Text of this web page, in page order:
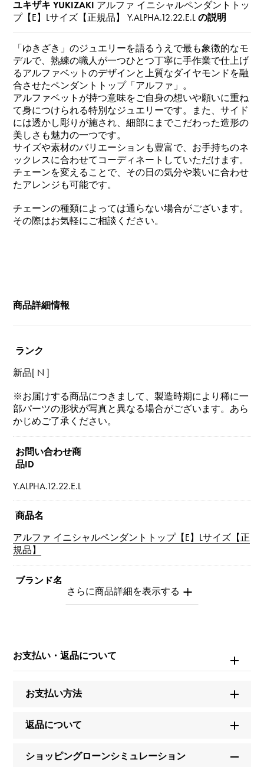
ユキザキ YUKIZAKI アルファ イニシャルペンダントトッ
プ【E】Lサイズ【正規品】
Y.ALPHA.12.22.E.L の説明
「ゆきざき」のジュエリーを語るうえで最も象徴的なモ
デルで、熟練の職人が一つひとつ丁寧に手作業で仕上げ
るアルファベットのデザインと上質なダイヤモンドを融
合させたペンダントトップ「アルファ」。
アルファベットが持つ意味をご自身の想いや願いに重ね
て身につけられる特別なジュエリーです。また、サイド
には透かし彫りが施され、細部にまでこだわった造形の
美しさも魅力の一つです。
サイズや素材のバリエーションも豊富で、お手持ちのネ
ックレスに合わせてコーディネートしていただけます。
チェーンを変えることで、その日の気分や装いに合わせ
たアレンジも可能です。
チェーンの種類によっては通らない場合がございます。
その際はお気軽にご相談ください。
商品詳細情報
ランク
新品[ N ]
※お届けする商品につきまして、製造時期により稀に一
部パーツの形状が写真と異なる場合がございます。あら
かじめご了承ください。
お問い合わせ商
品ID
Y.ALPHA.12.22.E.L
商品名
アルファ イニシャルペンダントトップ【E】Lサイズ【正
規品】
ブランド名
アルファ
男女兼用
お支払い・返品について
お支払い方法
返品について
ショッピングローンシミュレーション